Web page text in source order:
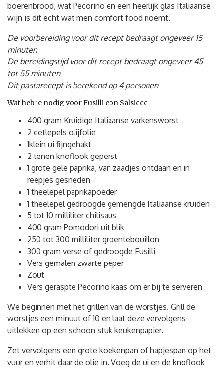
boerenbrood, wat Pecorino en een heerlijk glas Italiaanse
wijn is dit echt wat men comfort food noemt.
De voorbereiding voor dit recept bedraagt ongeveer 15
minuten
De bereidingstijd voor dit recept bedraagt ongeveer 45
tot 55 minuten
Dit pastarecept is berekend op 4 personen
Wat heb je nodig voor Fusilli con Salsicce
400 gram Kruidige Italiaanse varkensworst
2 eetlepels olijfolie
1klein ui fijngehakt
2 tenen knoflook geperst
1 grote gele paprika, van zaadjes ontdaan en in
reepjes gesneden
1 theelepel paprikapoeder
1 theelepel gedroogde gemengde Italiaanse kruiden
5 tot 10 milliliter chilisaus
400 gram Pomodori uit blik
250 tot 300 milliliter groentebouillon
300 gram verse of gedroogde Fusilli
Vers gemalen zwarte peper
Zout
Vers geraspte Pecorino kaas om er bij te serveren
We beginnen met het grillen van de worstjes. Grill de
worstjes een minuut of 10 en laat deze vervolgens
uitlekken op een schoon stuk keukenpapier.
Zet vervolgens een grote koekenpan of hapjespan op het
vuur en verhit daar de olie in. Voeg de ui en de knoflook